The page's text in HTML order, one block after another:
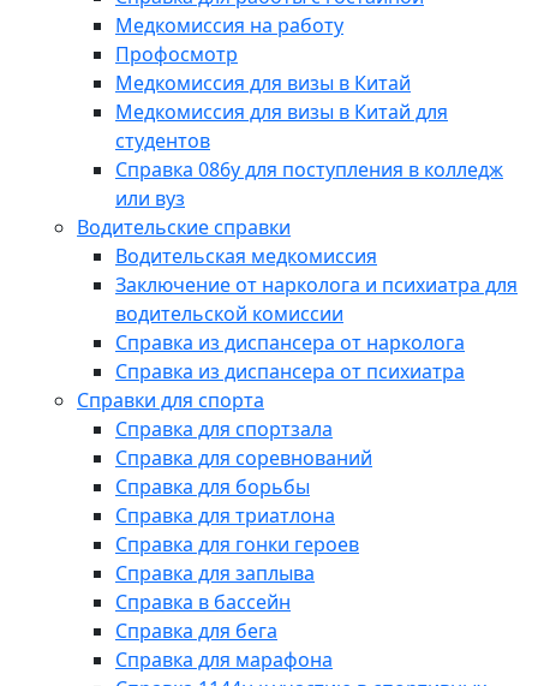
Медкомиссия на работу
Профосмотр
Медкомиссия для визы в Китай
Медкомиссия для визы в Китай для
студентов
Справка 086у для поступления в колледж
или вуз
Водительские справки
Водительская медкомиссия
Заключение от нарколога и психиатра для
водительской комиссии
Справка из диспансера от нарколога
Справка из диспансера от психиатра
Справки для спорта
Справка для спортзала
Справка для соревнований
Справка для борьбы
Справка для триатлона
Справка для гонки героев
Справка для заплыва
Справка в бассейн
Справка для бега
Справка для марафона